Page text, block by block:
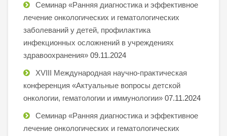
Семинар «Ранняя диагностика и эффективное
лечение онкологических и гематологических
заболеваний у детей, профилактика
инфекционных осложнений в учреждениях
здравоохранения» 09.11.2024
XVIII Международная научно-практическая
конференция «Актуальные вопросы детской
онкологии, гематологии и иммунологии» 07.11.2024
Семинар «Ранняя диагностика и эффективное
лечение онкологических и гематологических